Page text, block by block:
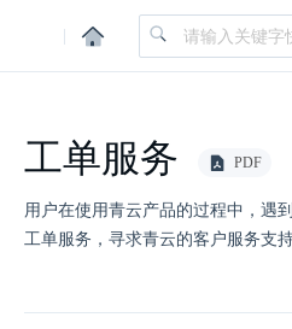
|
工单服务 PDF
用户在使用青云产品的过程中，遇
工单服务，寻求青云的客户服务支持